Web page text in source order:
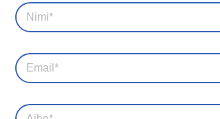
a
l
l
u
t
N
i
m
*
*
S
ä
ö
A